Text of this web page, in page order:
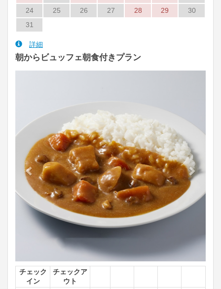
24
25 26 27 28 29
30
31
詳細
朝からビュッフェ朝食付きプラン
チェック
イン
チェックア
ウト